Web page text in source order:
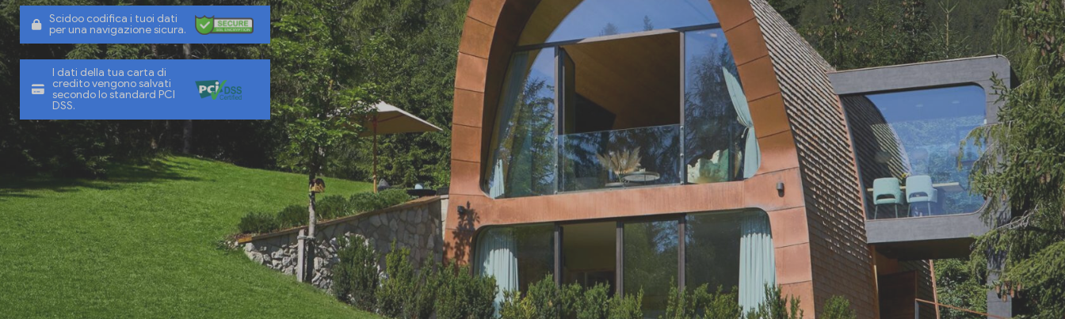
Scidoo codifica i tuoi dati
per una navigazione sicura.
I dati della tua carta di
credito vengono salvati
secondo lo standard PCI
DSS.